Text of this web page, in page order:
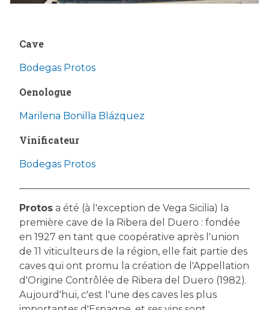
Cave
Bodegas Protos
Oenologue
Marilena Bonilla Blázquez
Vinificateur
Bodegas Protos
Protos a été (à l'exception de Vega Sicilia) la
première cave de la Ribera del Duero : fondée
en 1927 en tant que coopérative après l'union
de 11 viticulteurs de la région, elle fait partie des
caves qui ont promu la création de l'Appellation
d'Origine Contrôlée de Ribera del Duero (1982).
Aujourd'hui, c'est l'une des caves les plus